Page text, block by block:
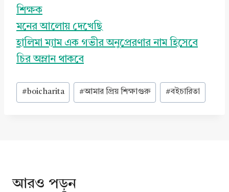
শিক্ষক
মনের আলোয় দেখেছি
হালিমা ম্যাম এক গভীর অনুপ্রেরণার নাম হিসেবে
চির অম্লান থাকবে
Post
Tags:
#boicharita #আমার প্রিয় শিক্ষাগুরু #বইচারিতা
আরও পড়ুন